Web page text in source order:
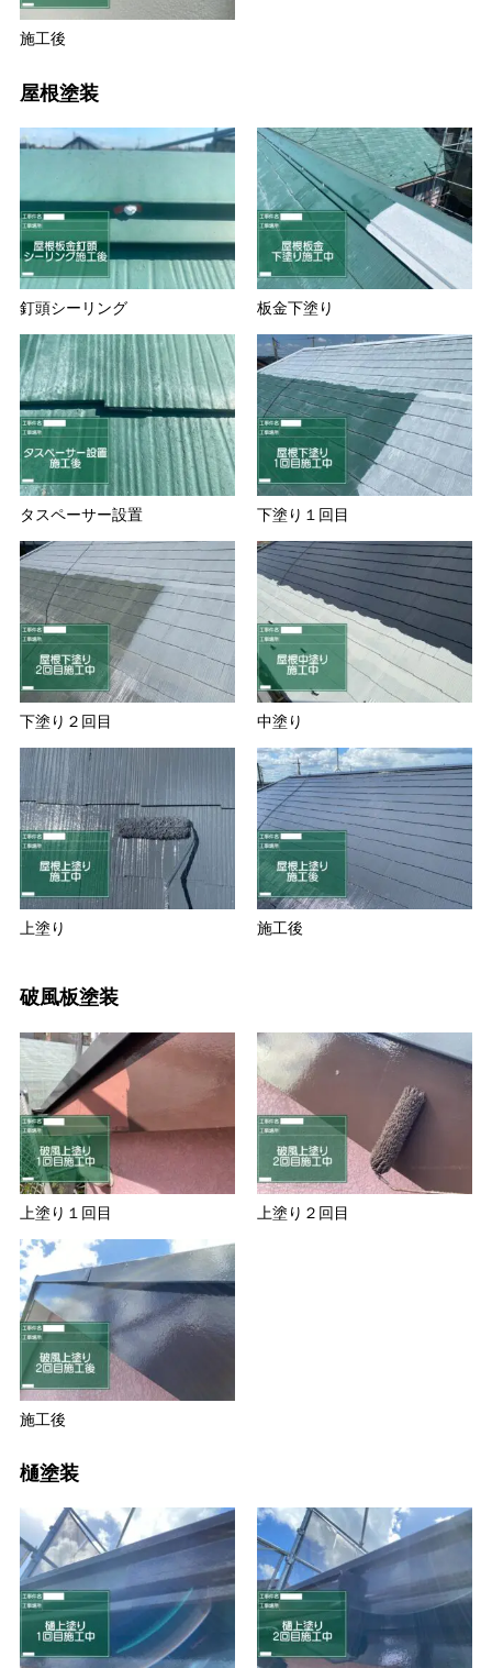
施工後
屋根塗装
釘頭シーリング 板金下塗り
タスペーサー設置 下塗り１回目
下塗り２回目 中塗り
上塗り 施工後
破風板塗装
上塗り１回目 上塗り２回目
施工後
樋塗装